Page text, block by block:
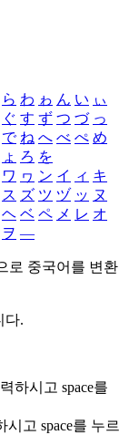
ら わ ゎ ん い ぃ
ぐ す ず つ づ っ
で ね へ べ ぺ め
ょ ろ を
ワ ヮ ン イ ィ キ
ス ズ ツ ヅ ッ ヌ
ヘ ベ ペ メ レ オ
ヲ ―
로 중국어를 변환
다.
하시고 space를
시고 space를 누르